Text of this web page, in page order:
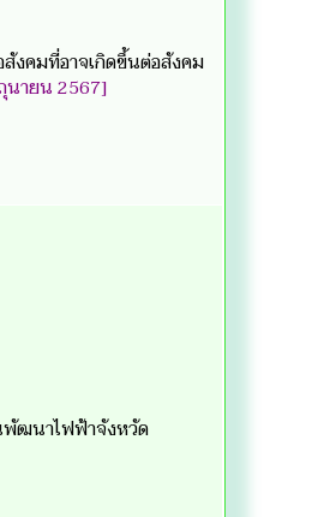
งคมที่อาจเกิดขึ้นต่อสังคม
นายน 2567]
ฒนาไฟฟ้าจังหวัด